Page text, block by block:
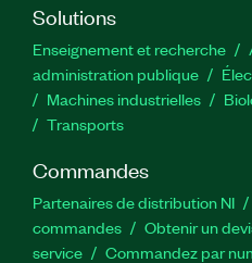
Solutions
Enseignement et recherche
administration publique
Machines industrielles
Transports
Commandes
Partenaires de distribution NI
commandes
Obtenir un
service
Commandez par